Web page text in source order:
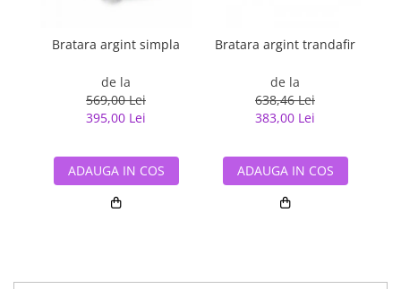
Bratara argint simpla
de la
569,00 Lei
395,00 Lei
ADAUGA IN COS
Bratara argint trandafir
de la
638,46 Lei
383,00 Lei
ADAUGA IN COS